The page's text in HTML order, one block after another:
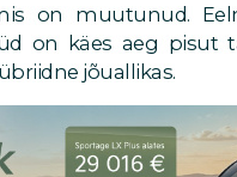
on muutunud.
on käes aeg
jõuallikas.